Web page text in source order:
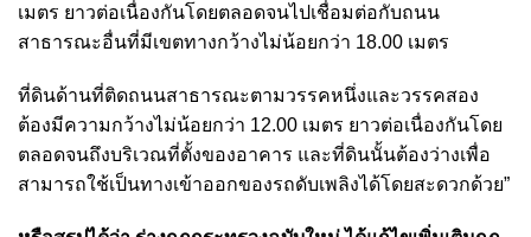
เมตร ยาวต่อเนื่องกันโดยตลอดจนไปเชื่อมต่อกับถนน
สาธารณะอื่นที่มีเขตทางกว้างไม่น้อยกว่า 18.00 เมตร
ที่ดินด้านที่ติดถนนสาธารณะตามวรรคหนึ่งและวรรคสอง
ต้องมีความกว้างไม่น้อยกว่า 12.00 เมตร ยาวต่อเนื่องกันโดย
ตลอดจนถึงบริเวณที่ตั้งของอาคาร และที่ดินนั้นต้องว่างเพื่อ
สามารถใช้เป็นทางเข้าออกของรถดับเพลิงได้โดยสะดวกด้วย”